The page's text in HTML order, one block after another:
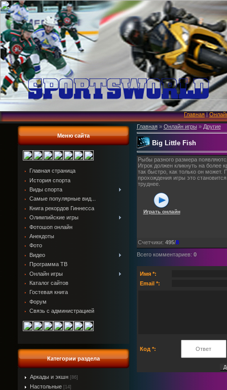
Главная|
Меню сайта
Главная страница
История спорта
Виды спорта
Самые популярные вид...
Книга рекордов Гиннесса
Олимпийские игры
Фотошоп онлайн
Анекдоты
Фото
Видео
Программа ТВ
Онлайн игры
Каталог сайтов
Гостевая книга
Форум
Связь с администрацией
Категории раздела
Аркады и экшн [86]
Настольные [14]
Главная» Онлайн игры» Другие
Big Little Fish
Рыбы разного размера
Игрок должен кликнуть на более
так быстро, как только он может.
прохождения игры это
труднее.
Играть онлайн
Счетчики: 495/8
Всего комментариев: 0
Имя *:
Email *:
Код *: